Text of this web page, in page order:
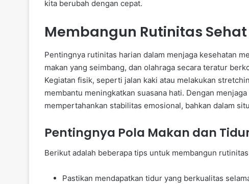
kita berubah dengan cepat.
Membangun Rutinitas
Pentingnya rutinitas harian dalam menjaga kesehatan
makan yang seimbang, dan olahraga secara teratur
Kegiatan fisik, seperti jalan kaki atau melakukan
membantu meningkatkan suasana hati. Dengan
mempertahankan stabilitas emosional, bahkan dalam
Pentingnya Pola Makan dan
Berikut adalah beberapa tips untuk membangun
Pastikan mendapatkan tidur yang berkualitas